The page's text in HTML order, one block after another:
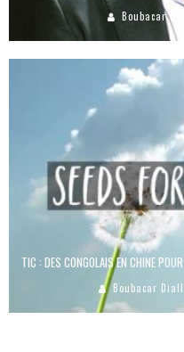
Boubacar
TIC : DES CONGOLAIS EN CHINE
Boubacar